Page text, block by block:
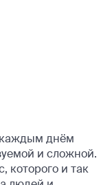
днём
и сложной.
которого и так